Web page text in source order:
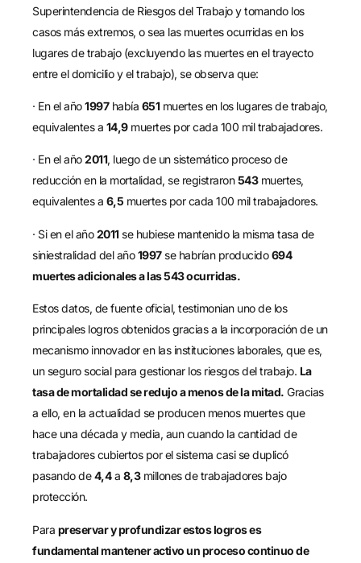
Superintendencia de Riesgos del Trabajo y tomando los
casos más extremos, o sea las muertes ocurridas en los
lugares de trabajo (excluyendo las muertes en el trayecto
entre el domicilio y el trabajo), se observa que:
· En el año1997había 651muertes en los lugares de trabajo,
equivalentes a 14,9muertes por cada 100 mil trabajadores.
· En el año2011, luego de un sistemático proceso de
reducción en la mortalidad, se registraron543muertes,
equivalentes a 6,5 muertes por cada 100 mil trabajadores.
· Si en el año2011se hubiese mantenido la misma tasa de
siniestralidad del año1997se habrían producido694
muertes adicionales a las 543 ocurridas.
Estos datos, de fuente oficial, testimonian uno de los
principales logros obtenidos gracias a la incorporación de un
mecanismo innovador en las instituciones laborales, que es,
un seguro social para gestionar los riesgos del trabajo. La
tasa de mortalidad se redujo a menos de la mitad. Gracias
a ello, en la actualidad se producen menos muertes que
hace una década y media, aun cuando la cantidad de
trabajadores cubiertos por el sistema casi se duplicó
pasando de4,4a 8,3millones de trabajadores bajo
protección.
Para preservar y profundizar estos logros es
fundamental mantener activo un proceso continuo de